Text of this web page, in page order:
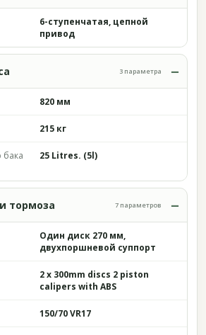
6-ступенчатая, цепной
привод
3 параметра
820 мм
215 кг
бака
25 Litres. (5l)
тормоза 7 параметров
Один диск 270 мм,
двухпоршневой суппорт
2 x 300mm discs 2 piston
calipers with ABS
150/70 VR17